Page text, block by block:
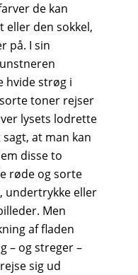
de kan
den sokkel,
på. I sin
hvide strøg i
toner rejser
lysets lodrette
at man kan
disse to
røde og sorte
undertrykke eller
Men
af fladen
– og streger –
sig ud